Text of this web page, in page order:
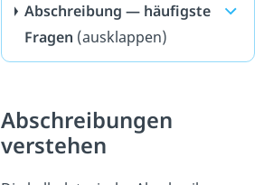
Abschreibung — häufigste
Fragen (ausklappen)
Abschreibungen
verstehen